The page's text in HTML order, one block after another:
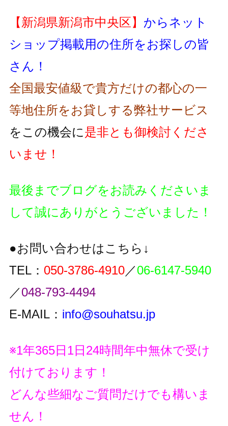
【新潟県新潟市中央区】 からネット
ショップ掲載用の住所をお探しの皆
さん！
全国最安値級で貴方だけの都心の一
等地住所をお貸しする弊社サービス
をこの機会に是非とも御検討くださ
いませ！
最後までブログをお読みくださいま
して誠にありがとうございました！
●お問い合わせはこちら↓
TEL： 050-3786-4910／06-6147-5940
／048-793-4494
E-MAIL： info@souhatsu.jp
※1年365日1日24時間年中無休で受け
付けております！
どんな些細なご質問だけでも構いま
せん！